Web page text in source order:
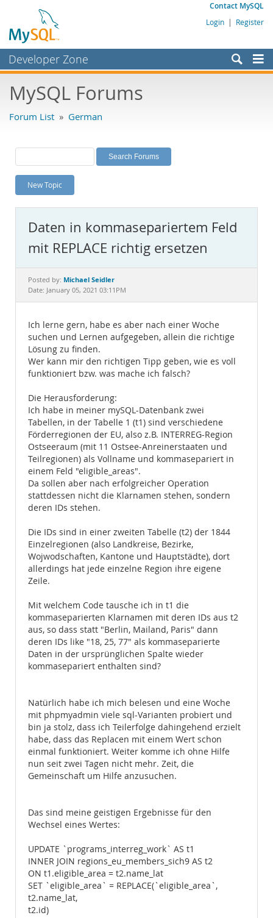
Contact MySQL
Login | Register
Developer Zone
Bugs
Labs
Planet MySQL
News and Events
MySQL.com
Downloads
Documentation
MySQL Forums
Forum List » German
New Topic
Daten in kommasepariertem Feld
mit REPLACE richtig ersetzen
Posted by: Michael Seidler
Date: January 05, 2021 03:11PM
Ich lerne gern, habe es aber nach einer Woche
suchen und Lernen aufgegeben, allein die richtige
Lösung zu finden.
Wer kann mir den richtigen Tipp geben, wie es voll
funktioniert bzw. was mache ich falsch?
Die Herausforderung:
Ich habe in meiner mySQL-Datenbank zwei
Tabellen, in der Tabelle 1 (t1) sind verschiedene
Förderregionen der EU, also z.B. INTERREG-Region
Ostseeraum (mit 11 Ostsee-Anreinerstaaten und
Teilregionen) als Vollname und kommasepariert in
einem Feld "eligible_areas".
Da sollen aber nach erfolgreicher Operation
stattdessen nicht die Klarnamen stehen, sondern
deren IDs stehen.
Die IDs sind in einer zweiten Tabelle (t2) der 1844
Einzelregionen (also Landkreise, Bezirke,
Wojwodschaften, Kantone und Hauptstädte), dort
allerdings hat jede einzelne Region ihre eigene
Zeile.
Mit welchem Code tausche ich in t1 die
kommaseparierten Klarnamen mit deren IDs aus t2
aus, so dass statt "Berlin, Mailand, Paris" dann
deren IDs like "18, 25, 77" als kommaseparierte
Daten in der ursprünglichen Spalte wieder
kommasepariert enthalten sind?
Natürlich habe ich mich belesen und eine Woche
mit phpmyadmin viele sql-Varianten probiert und
bin ja stolz, dass ich Teilerfolge dahingehend erzielt
habe, dass das Replacen mit einem Wert schon
einmal funktioniert. Weiter komme ich ohne Hilfe
nun seit zwei Tagen nicht mehr. Zeit, die
Gemeinschaft um Hilfe anzusuchen.
Das sind meine geistigen Ergebnisse für den
Wechsel eines Wertes:
UPDATE `programs_interreg_work` AS t1
INNER JOIN regions_eu_members_sich9 AS t2
ON t1.eligible_area = t2.name_lat
SET `eligible_area` = REPLACE(`eligible_area`,
t2.name_lat,
t2.id)